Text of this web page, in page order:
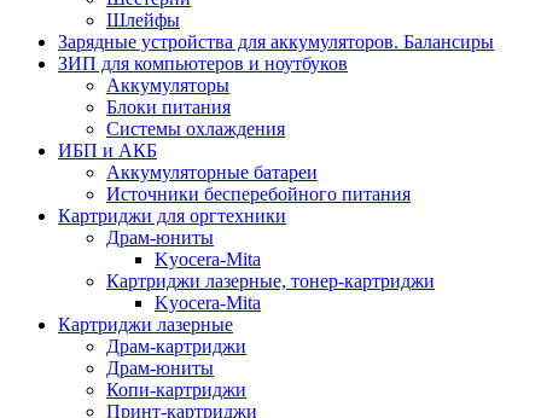
Шлейфы
Зарядные устройства для аккумуляторов. Балансиры
ЗИП для компьютеров и ноутбуков
Аккумуляторы
Блоки питания
Системы охлаждения
ИБП и АКБ
Аккумуляторные батареи
Источники бесперебойного питания
Картриджи для оргтехники
Драм-юниты
Kyocera-Mita
Картриджи лазерные, тонер-картриджи
Kyocera-Mita
Картриджи лазерные
Драм-картриджи
Драм-юниты
Копи-картриджи
Принт-картриджи